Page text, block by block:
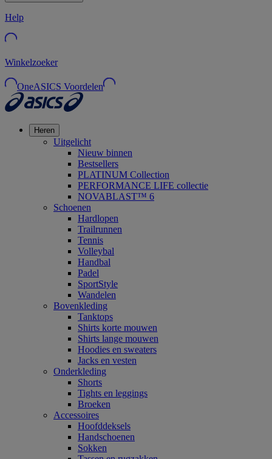
Help
Winkelzoeker
OneASICS Voordelen
Heren
Uitgelicht
Nieuw binnen
Bestsellers
PLATINUM Collection
PERFORMANCE LIFE collectie
NOVABLAST™ 6
Schoenen
Hardlopen
Trailrunnen
Tennis
Volleybal
Handbal
Padel
SportStyle
Wandelen
Bovenkleding
Tanktops
Shirts korte mouwen
Shirts lange mouwen
Hoodies en sweaters
Jacks en vesten
Onderkleding
Shorts
Tights en leggings
Broeken
Accessoires
Hoofddeksels
Handschoenen
Sokken